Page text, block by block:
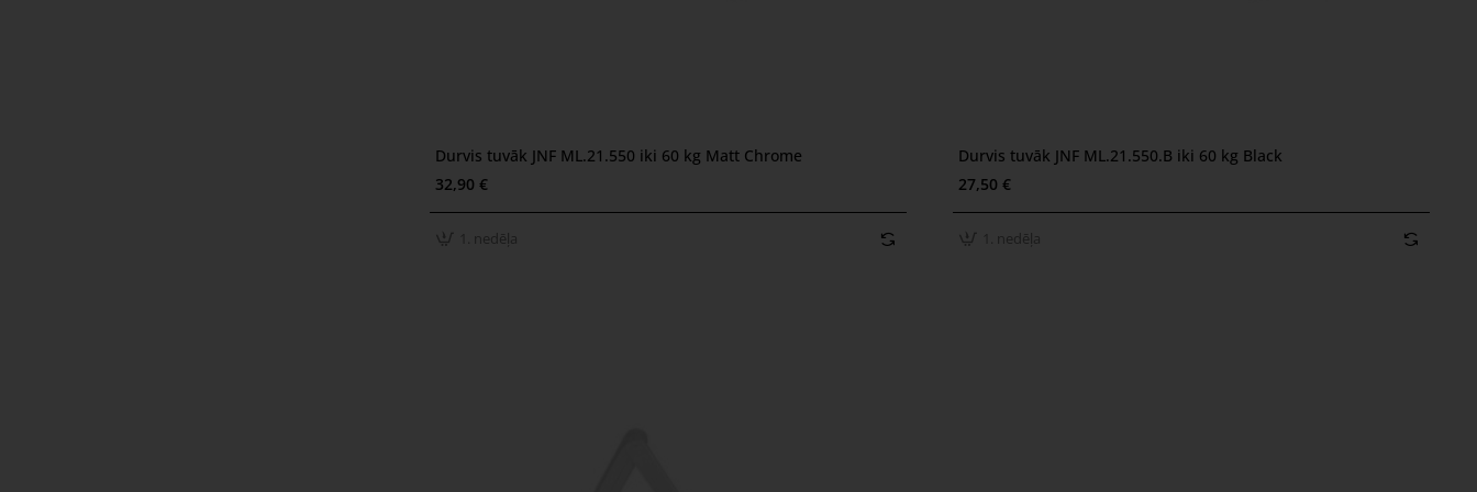
1. nedēļa
Durvis tuvāk JNF ML.21.550 iki 60 kg Matt Chrome
32,90 €
1. nedēļa
1. nedēļa
Durvis tuvāk JNF ML.21.550.B iki 60 kg Black
27,50 €
1. nedēļa